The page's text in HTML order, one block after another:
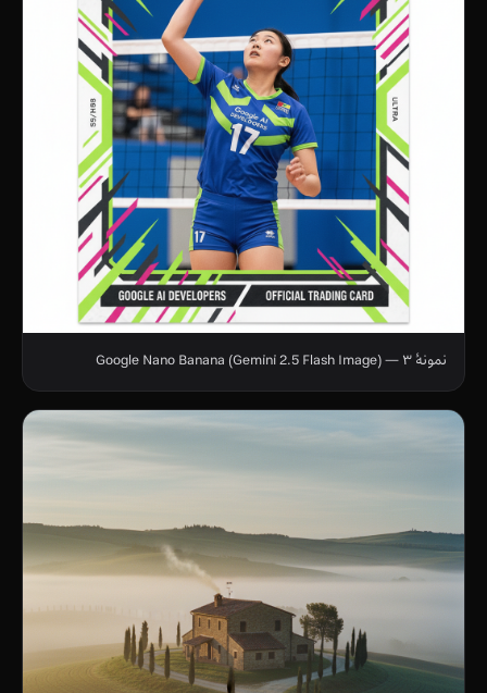
نمونهٔ ۳ — Google Nano Banana (Gemini 2.5 Flash Image)